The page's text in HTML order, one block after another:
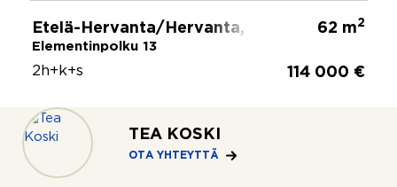
TEA KOSKI
OTA YHTEYTTÄ
Etelä-Hervanta/Hervanta, Tampere
Elementinpolku 13
62 m2
2h+k+s 114 000 €
KATSO
LISÄÄ